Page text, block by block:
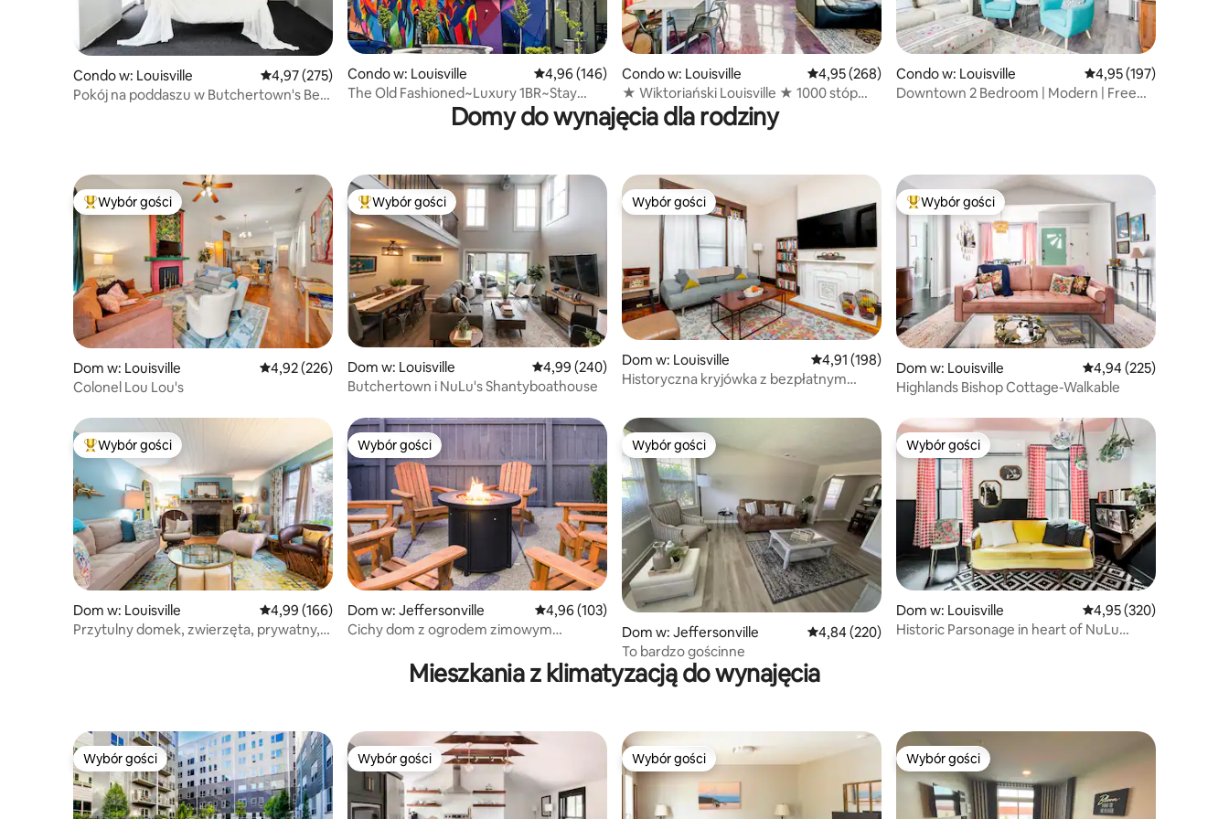
Condo w: Louisville Średnia ocena: 4,97 na 5, liczba recenzji: 275
4,97 (275)
Pokój na poddaszu w Butchertown's Bed
Condo w: Louisville Średnia ocena: 4,96 na 5, liczba recenzji: 146
4,96 (146)
The Old Fashioned~Luxury 1BR~Stay
Nulu Marketplace
Condo w: Louisville Średnia ocena: 4,95 na 5, liczba recenzji: 268
4,95 (268)
★ Wiktoriański Louisville ★ 1000 stóp
kwadratowych Glassworks Loft
Condo w: Louisville Średnia ocena: 4,95
4,95 (197)
Downtown 2 Bedroom | Modern | Free
Domy do wynajęcia dla rodziny
Najpopularniejsze z kategorii Wybór gości
Wybór gości
Dom w: Louisville Średnia ocena: 4,92 na 5, liczba recenzji: 226
4,92 (226)
Colonel Lou Lou's
Najpopularniejsze z kategorii Wybór gości
Wybór gości
Dom w: Louisville Średnia ocena: 4,99 na 5, liczba recenzji: 240
4,99 (240)
Butchertown i NuLu's Shantyboathouse
Wybór gości
Wybór gości
Dom w: Louisville Średnia ocena: 4,91 na 5, liczba recenzji: 198
4,91 (198)
Historyczna kryjówka z bezpłatnym
Najpopularniejsze z kategorii Wybór gości
Wybór gości
Dom w: Louisville Średnia ocena: 4,94
4,94 (225)
Highlands Bishop Cottage-Walkable
Najpopularniejsze z kategorii Wybór gości
Wybór gości
Dom w: Louisville Średnia ocena: 4,99 na 5, liczba recenzji: 166
4,99 (166)
Przytulny domek, zwierzęta, prywatny,
Wybór gości
Wybór gości
Dom w: Jeffersonville Średnia ocena: 4,96 na 5, liczba recenzji: 103
4,96 (103)
Cichy dom z ogrodem zimowym
Wybór gości
Wybór gości
Dom w: Jeffersonville Średnia ocena: 4,84 na 5, liczba recenzji: 220
4,84 (220)
To bardzo gościnne
Wybór gości
Wybór gości
Dom w: Louisville Średnia ocena: 4,95
4,95 (320)
Historic Parsonage in heart of NuLu
Mieszkania z klimatyzacją do wynajęcia
Wybór gości
Wybór gości Wybór gości
Wybór gości Wybór gości
Wybór gości Wybór gości
Wybór gości